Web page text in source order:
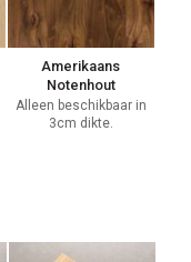
Amerikaans
Notenhout
Alleen beschikbaar in
3cm dikte.